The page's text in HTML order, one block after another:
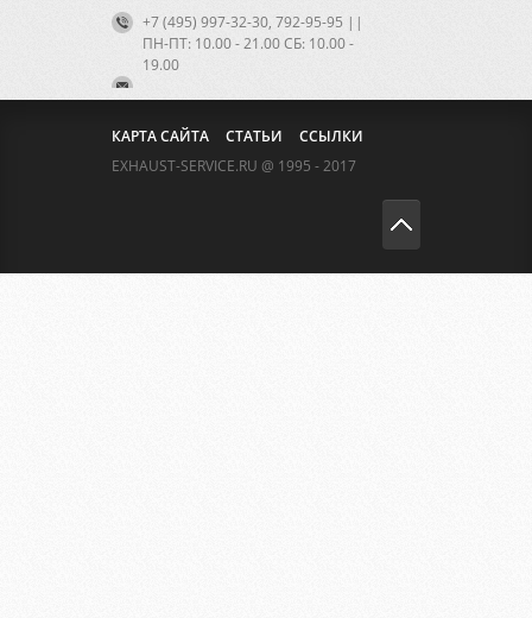
+7 (495) 997-32-30, 792-95-95 ||
ПН-ПТ: 10.00 - 21.00 CБ: 10.00 -
19.00
КАРТА САЙТА СТАТЬИ
ССЫЛКИ
EXHAUST-SERVICE.RU @ 1995 - 2017